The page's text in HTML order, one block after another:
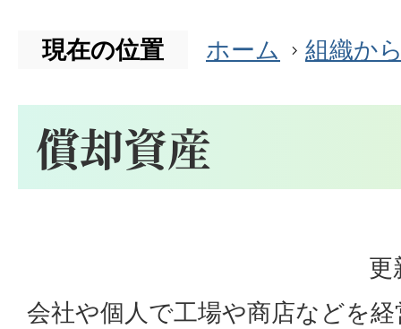
現在の位置 ホーム 組織か
償却資産
更
会社や個人で工場や商店などを